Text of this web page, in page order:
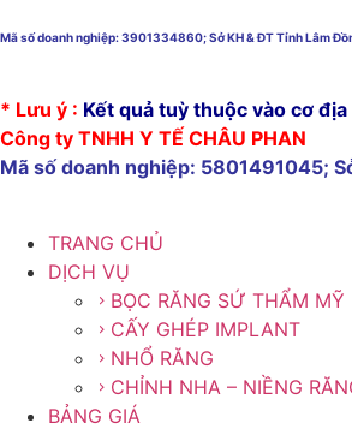
Mã số doanh nghiệp: 3901334860; Sở KH & ĐT Tỉnh Lâm
* Lưu ý : Kết quả tuỳ thuộc vào cơ
Công ty TNHH Y TẾ CHÂU PHAN
Mã số doanh nghiệp: 5801491045;
TRANG CHỦ
DỊCH VỤ
BỌC RĂNG SỨ THẨM MỸ
CẤY GHÉP IMPLANT
NHỔ RĂNG
CHỈNH NHA – NIỀNG
BẢNG GIÁ